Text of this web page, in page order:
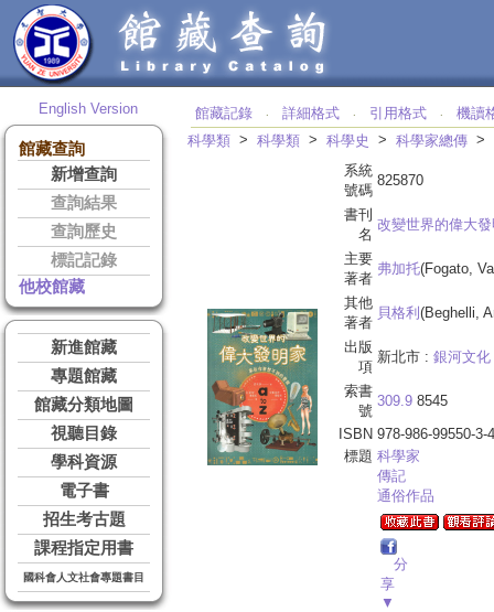
English Version
館藏查詢
新增查詢
查詢結果
查詢歷史
標記記錄
他校館藏
新進館藏
專題館藏
館藏分類地圖
視聽目錄
學科資源
電子書
招生考古題
課程指定用書
國科會人文社會專題書目
館藏記錄 ‧ 詳細格式 ‧ 引用格式 ‧
機讀
科學類 > 科學類 > 科學史 > 科學家總傳 >
系統
號碼
825870
書刊
名
改變世界的偉大
主要
著者
弗加托(Fogato,
其他
著者
貝格利 (Beghelli,
出版
項
新北市 : 銀河文化
索書
號
309.9 8545
ISBN 978-986-99550-3-4
標題 科學家
傳記
通俗作品
分
享
▼